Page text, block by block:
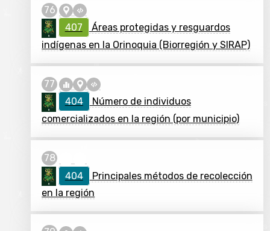
407
Áreas protegidas y resguardos
indígenas en la Orinoquia (Biorregión y SIRAP)
404
Número de individuos
comercializados en la región (por municipio)
404
Principales métodos de recolección
en la región